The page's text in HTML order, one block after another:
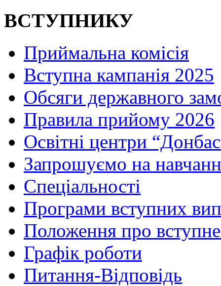
ВСТУПНИКУ
Приймальна комісія
Вступна кампанія 2025
Обсяги державного
Правила прийому 2026
Освітні центри
Запрошуємо на
Спеціальності
Програми вступних
Положення про
Графік роботи
Питання-Відповідь